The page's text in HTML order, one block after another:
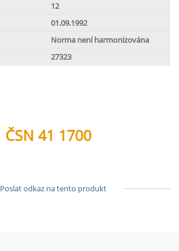
12
01.09.1992
Norma není harmonizována
27323
ČSN 41 1700
Poslat odkaz na tento produkt